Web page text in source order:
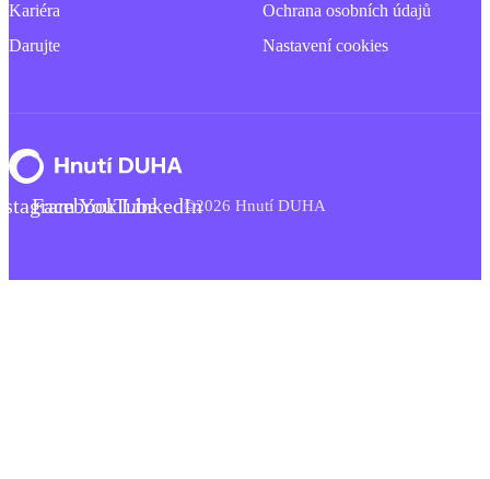
Kariéra
Darujte
Ochrana osobních údajů
Nastavení cookies
FacebookYouTubeLinkedIn©2026 Hnutí DUHA